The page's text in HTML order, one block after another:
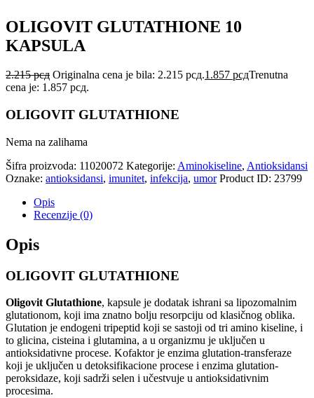
OLIGOVIT GLUTATHIONE 10
KAPSULA
2.215рсд Originalna cena je bila: 2.215 рсд.1.857 рсдTrenutna
cena je: 1.857 рсд.
OLIGOVIT GLUTATHIONE
Nema na zalihama
Šifra proizvoda: 11020072 Kategorije: Aminokiseline, Antioksidansi
Oznake: antioksidansi, imunitet, infekcija, umor Product ID: 23799
Opis
Recenzije (0)
Opis
OLIGOVIT GLUTATHIONE
Oligovit Glutathione, kapsule je dodatak ishrani sa lipozomalnim
glutationom, koji ima znatno bolju resorpciju od klasičnog oblika.
Glutation je endogeni tripeptid koji se sastoji od tri amino kiseline, i
to glicina, cisteina i glutamina, a u organizmu je uključen u
antioksidativne procese. Kofaktor je enzima glutation-transferaze
koji je uključen u detoksifikacione procese i enzima glutation-
peroksidaze, koji sadrži selen i učestvuje u antioksidativnim
procesima.